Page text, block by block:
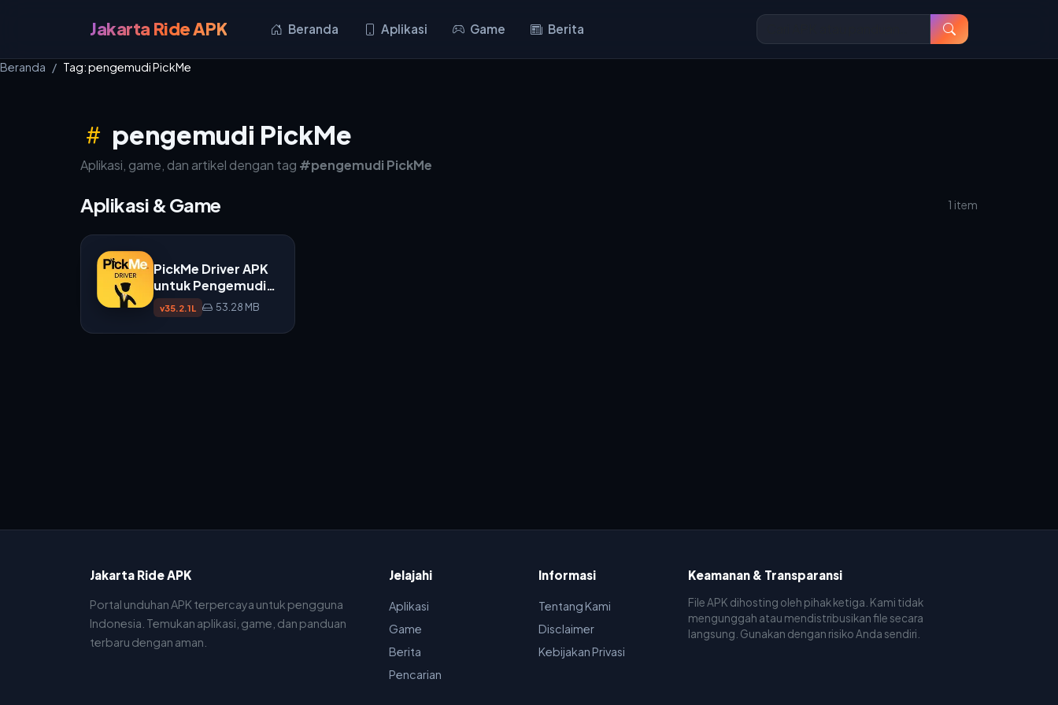
Jakarta Ride APK Beranda Aplikasi Game Berita
Beranda Tag: pengemudi PickMe
pengemudi PickMe
Aplikasi, game, dan artikel dengan tag #pengemudi PickMe
Aplikasi & Game 1 item
PickMe Driver APK
untuk Pengemudi
di Sri Lanka
v35.2.1L 53.28 MB
Jakarta Ride APK
Portal unduhan APK terpercaya untuk pengguna
Indonesia. Temukan aplikasi, game, dan panduan
terbaru dengan aman.
Jelajahi
Aplikasi
Game
Berita
Pencarian
Informasi
Tentang Kami
Disclaimer
Kebijakan Privasi
Keamanan & Transparansi
File APK dihosting oleh pihak ketiga. Kami tidak
mengunggah atau mendistribusikan file secara
langsung. Gunakan dengan risiko Anda sendiri.